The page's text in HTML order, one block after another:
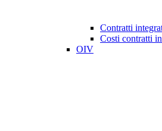
Contratti
Costi contratti
OIV